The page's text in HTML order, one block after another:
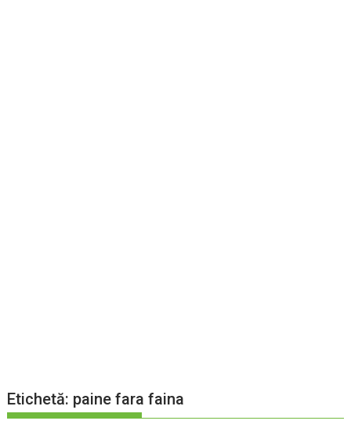
Etichetă: paine fara faina